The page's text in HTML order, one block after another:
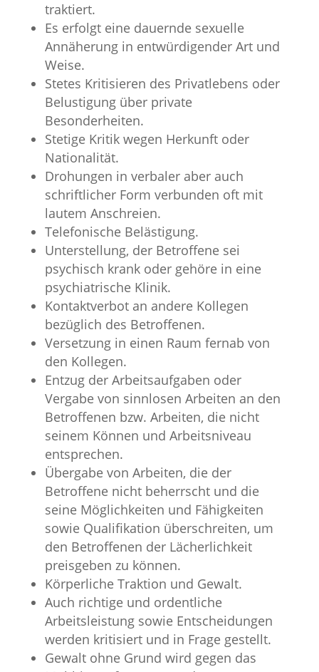
traktiert.
Es erfolgt eine dauernde sexuelle
Annäherung in entwürdigender Art und
Weise.
Stetes Kritisieren des Privatlebens oder
Belustigung über private
Besonderheiten.
Stetige Kritik wegen Herkunft oder
Nationalität.
Drohungen in verbaler aber auch
schriftlicher Form verbunden oft mit
lautem Anschreien.
Telefonische Belästigung.
Unterstellung, der Betroffene sei
psychisch krank oder gehöre in eine
psychiatrische Klinik.
Kontaktverbot an andere Kollegen
bezüglich des Betroffenen.
Versetzung in einen Raum fernab von
den Kollegen.
Entzug der Arbeitsaufgaben oder
Vergabe von sinnlosen Arbeiten an den
Betroffenen bzw. Arbeiten, die nicht
seinem Können und Arbeitsniveau
entsprechen.
Übergabe von Arbeiten, die der
Betroffene nicht beherrscht und die
seine Möglichkeiten und Fähigkeiten
sowie Qualifikation überschreiten, um
den Betroffenen der Lächerlichkeit
preisgeben zu können.
Körperliche Traktion und Gewalt.
Auch richtige und ordentliche
Arbeitsleistung sowie Entscheidungen
werden kritisiert und in Frage gestellt.
Gewalt ohne Grund wird gegen das